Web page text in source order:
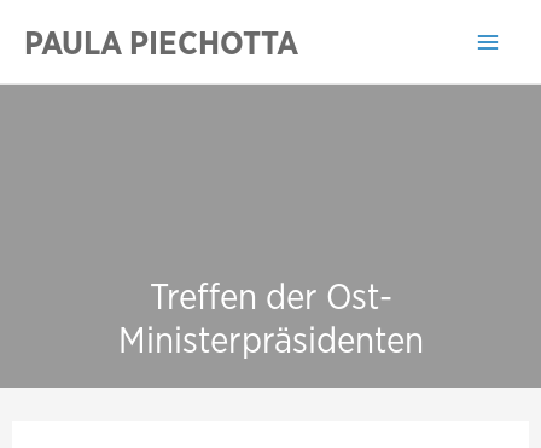
Inhalt
springen
PAULA PIECHOTTA
Treffen der Ost-
Ministerpräsidenten